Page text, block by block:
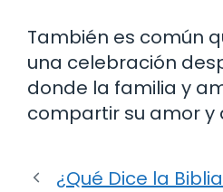
También es común
una celebración
donde la familia y
compartir su amor y
¿Qué Dice la